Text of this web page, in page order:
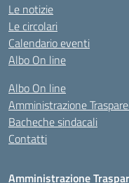
Le notizie
Le circolari
Calendario eventi
Albo On line
Albo On line
Amministrazione
Bacheche sindacali
Contatti
Amministrazione